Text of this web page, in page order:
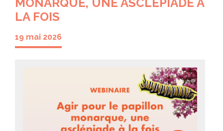
LA FOIS
19 mai 2026